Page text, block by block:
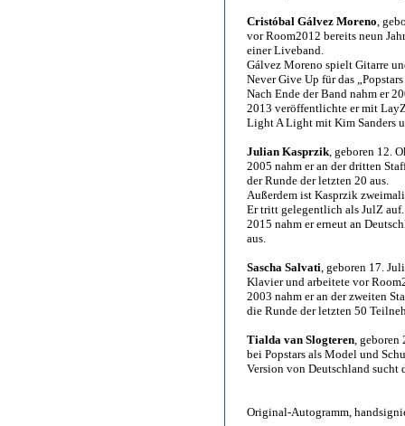
Cristóbal Gálvez Moreno,
vor Room2012 bereits neun
einer Liveband.
Gálvez Moreno spielt Gitarre
Never Give Up für das
Nach Ende der Band nahm er
2013 veröffentlichte er mit
Light A Light mit Kim Sanders
Julian Kasprzik, geboren 12.
2005 nahm er an der dritten
der Runde der letzten 20 aus.
Außerdem ist Kasprzik
Er tritt gelegentlich als JulZ auf.
2015 nahm er erneut an
aus.
Sascha Salvati, geboren 17.
Klavier und arbeitete vor
2003 nahm er an der zweiten
die Runde der letzten 50
Tialda van Slogteren, geboren
bei Popstars als Model und
Version von Deutschland sucht
Original-Autogramm,